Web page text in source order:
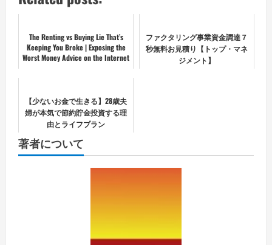
The Renting vs Buying Lie That’s
Keeping You Broke | Exposing the
Worst Money Advice on the Internet
ファクタリング事業資金調達７
秒無料お見積り【トップ・マネ
ジメント】
【少ないお金で生きる】28歳夫
婦が本気で節約貯金投資する理
由とライフプラン
著者について